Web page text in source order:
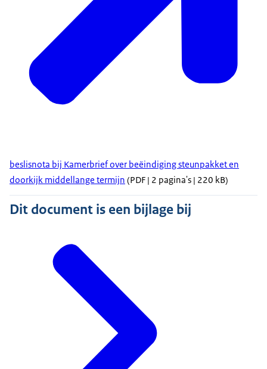
beslisnota bij Kamerbrief over beëindiging steunpakket en
doorkijk middellange termijn (PDF | 2 pagina's | 220 kB)
Dit document is een bijlage bij